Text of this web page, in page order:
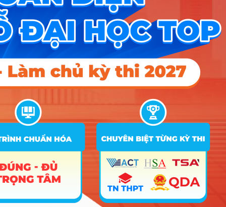
ĐĂNG KÝ NGAY
Công cụ
Trắc nghiệm MBTI
Tư vấn hướng nghiệp
Tin tức
Tin giáo dục nổi bật
Tin tuyển sinh vào 10
Tin tuyển sinh Đại học
Về chúng tôi
Liên hệ
Điều khoản dịch vụ
Chính sách bảo mật